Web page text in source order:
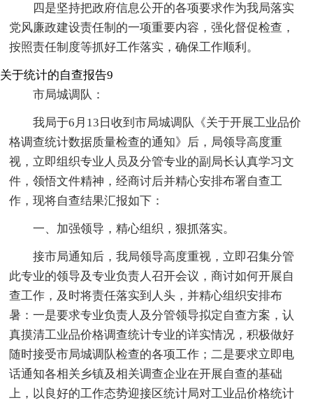
四是坚持把政府信息公开的各项要求作为我局落实
党风廉政建设责任制的一项重要内容，强化督促检查，
按照责任制度等抓好工作落实，确保工作顺利。
关于统计的自查报告9
市局城调队：
我局于6月13日收到市局城调队《关于开展工业品价
格调查统计数据质量检查的通知》后，局领导高度重
视，立即组织专业人员及分管专业的副局长认真学习文
件，领悟文件精神，经商讨后并精心安排布署自查工
作，现将自查结果汇报如下：
一、加强领导，精心组织，狠抓落实。
接市局通知后，我局领导高度重视，立即召集分管
此专业的领导及专业负责人召开会议，商讨如何开展自
查工作，及时将责任落实到人头，并精心组织安排布
暑：一是要求专业负责人及分管领导拟定自查方案，认
真摸清工业品价格调查统计专业的详实情况，积极做好
随时接受市局城调队检查的各项工作；二是要求立即电
话通知各相关乡镇及相关调查企业在开展自查的基础
上，以良好的工作态势迎接区统计局对工业品价格统计